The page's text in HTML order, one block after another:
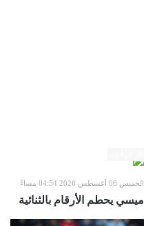
الخميس 06 أغسطس 2026 04:54 مساءً
ميسي يحطم الأرقام بالثنائية